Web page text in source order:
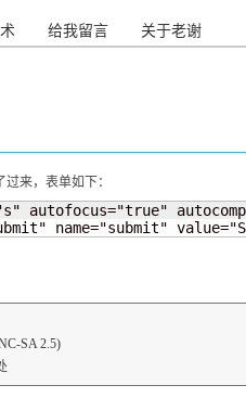
给我留言 关于老谢
来，表单如下：
autofocus="true"
name="submit"
SA 2.5)